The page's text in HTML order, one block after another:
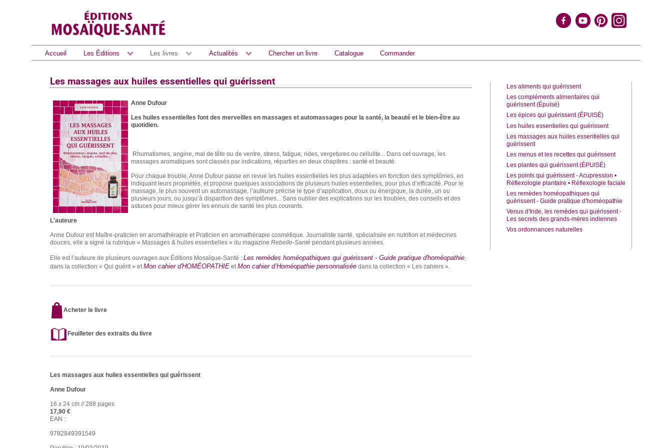
Accueil Les Éditions Les livres Actualités Chercher un livre Catalogue Commander
Les massages aux huiles essentielles qui guérissent
Anne Dufour
Les huiles essentielles font des merveilles en massages et automassages pour la santé, la beauté et le bien-être au
quotidien.
Rhumatismes, angine, mal de tête ou de ventre, stress, fatigue, rides, vergetures ou cellulite... Dans cet ouvrage, les
massages aromatiques sont classés par indications, réparties en deux chapitres : santé et beauté.
Pour chaque trouble, Anne Dufour passe en revue les huiles essentielles les plus adaptées en fonction des symptômes, en
indiquant leurs propriétés, et propose quelques associations de plusieurs huiles essentielles, pour plus d’efficacité. Pour le
massage, le plus souvent un automassage, l’auteure précise le type d’application, doux ou énergique, la durée, un ou
plusieurs jours, ou jusqu’à disparition des symptômes... Sans oublier des explications sur les troubles, des conseils et des
astuces pour mieux gérer les ennuis de santé les plus courants.
L'auteure
Anne Dufour est Maître-praticien en aromathérapie et Praticien en aromathérapie cosmétique. Journaliste santé, spécialisée en nutrition et médecines
douces, elle a signé la rubrique « Massages & huiles essentielles » du magazine Rebelle-Santé pendant plusieurs années.
Elle est l’auteure de plusieurs ouvrages aux Éditions Mosaïque-Santé : Les remèdes homéopathiques qui guérissent - Guide pratique d'homéopathie,
dans la collection « Qui guérit » etMon cahier d'HOMÉOPATHIE etMon cahier d’Homéopathie personnalisée dans la collection « Les cahiers ».
Acheter le livre
Feuilleter des extraits du livre
Les massages aux huiles essentielles qui guérissent
Anne Dufour
16 x 24 cm // 288 pages
17,90 €
EAN :
9782849391549
Les aliments qui guérissent
Les compléments alimentaires qui
guérissent (Épuisé)
Les épices qui guérissent (ÉPUISÉ)
Les huiles essentielles qui guérissent
Les massages aux huiles essentielles qui
guérissent
Les menus et les recettes qui guérissent
Les plantes qui guérissent (ÉPUISÉ)
Les points qui guérissent - Acupression •
Réflexologie plantaire • Réflexologie faciale
Les remèdes homéopathiques qui
guérissent - Guide pratique d'homéopathie
Venus d'Inde, les remèdes qui guérissent -
Les secrets des grands-mères indiennes
Vos ordonnances naturelles